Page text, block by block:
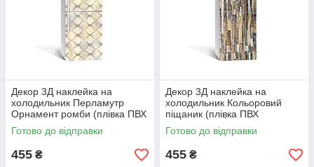
Декор 3Д наклейка на
холодильник Перламутр
Орнамент ромби (плівка ПВХ
фотодрук) 600х1800 мм
Текстури Бежевий
Готово до відправки
455 ₴
Декор 3Д наклейка на
холодильник Кольоровий
піщаник (плівка ПВХ
фотодрук) 600х1800 мм
Текстури Коричневий
Готово до відправки
455 ₴